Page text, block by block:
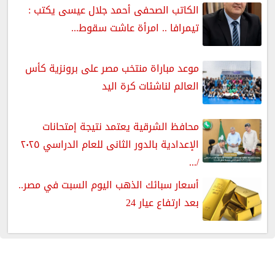
الكاتب الصحفى أحمد جلال عيسى يكتب :
تيمرافا .. امرأة عاشت سقوط...
موعد مباراة منتخب مصر على برونزية كأس
العالم لناشئات كرة اليد
محافظ الشرقية يعتمد نتيجة إمتحانات
الإعدادية بالدور الثانى للعام الدراسي ٢٠٢٥
/...
أسعار سبائك الذهب اليوم السبت في مصر..
بعد ارتفاع عيار 24